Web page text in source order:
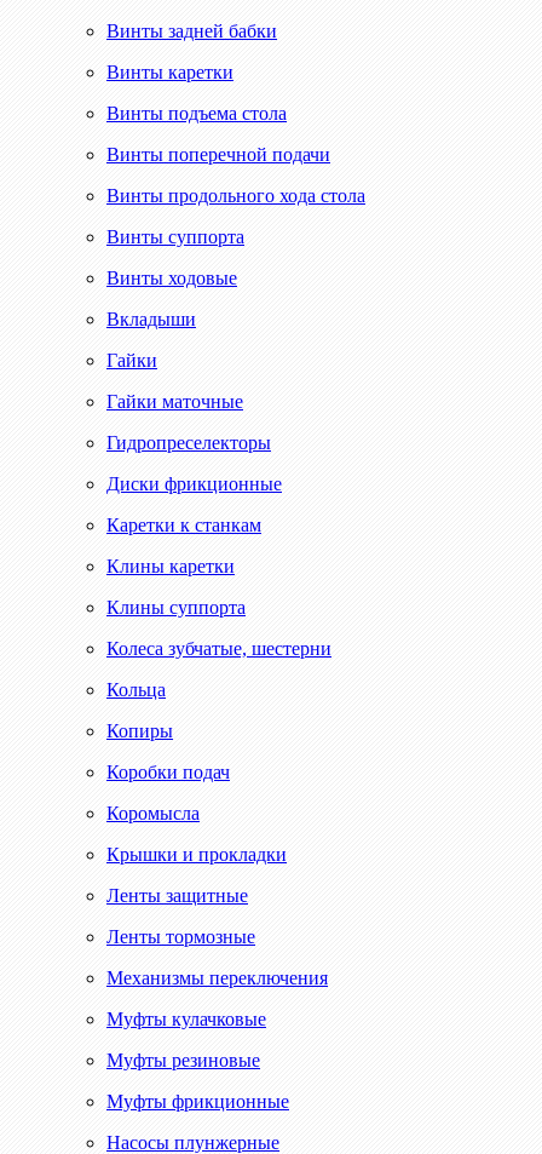
Винты задней бабки
Винты каретки
Винты подъема стола
Винты поперечной подачи
Винты продольного хода стола
Винты суппорта
Винты ходовые
Вкладыши
Гайки
Гайки маточные
Гидропреселекторы
Диски фрикционные
Каретки к станкам
Клины каретки
Клины суппорта
Колеса зубчатые, шестерни
Кольца
Копиры
Коробки подач
Коромысла
Крышки и прокладки
Ленты защитные
Ленты тормозные
Механизмы переключения
Муфты кулачковые
Муфты резиновые
Муфты фрикционные
Насосы плунжерные